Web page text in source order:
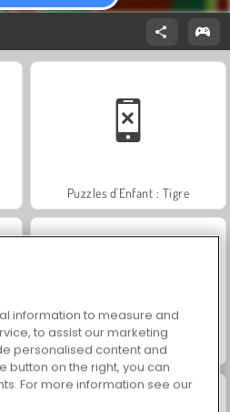
Puzzles d'Enfant : Tigre
information to measure and
to assist our marketing
personalised content and
button on the right, you can
For more information see our